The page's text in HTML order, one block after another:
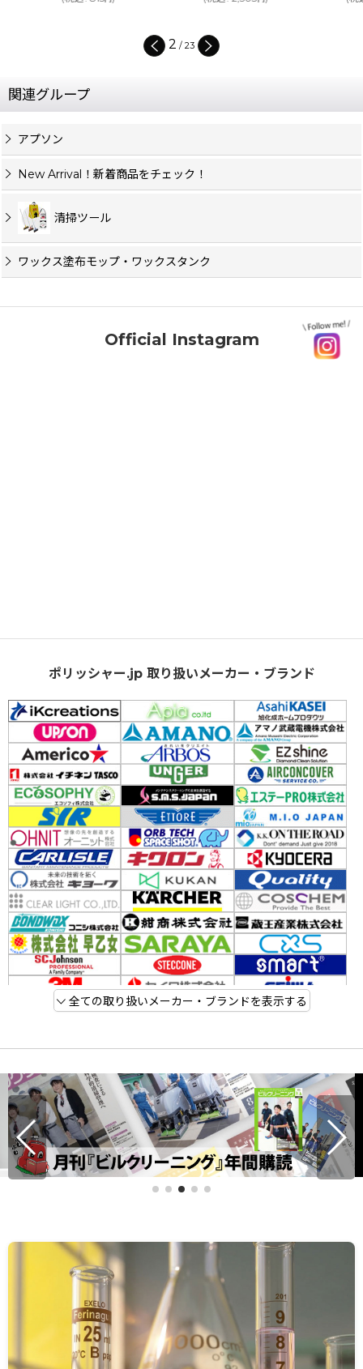
2 / 23
関連グループ
アプソン
New Arrival！新着商品をチェック！
清掃ツール
ワックス塗布モップ・ワックスタンク
Official Instagram
ポリッシャー.jp 取り扱いメーカー・ブランド
全ての取り扱いメーカー・ブランドを表示する